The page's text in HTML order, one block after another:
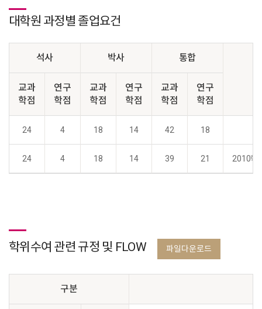
대학원 과정별 졸업요건
석사 박사 통합
교과
학점
연구
학점
교과
학점
연구
학점
교과
학점
연구
학점
24 4 18 14 42 18
24 4 18 14 39 21 2010학
학위수여 관련 규정 및 FLOW 파일다운로드
구분